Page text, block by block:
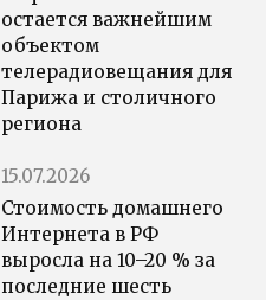
остается важнейшим
объектом
телерадиовещания для
Парижа и столичного
региона
15.07.2026
Стоимость домашнего
Интернета в РФ
выросла на 10–20 % за
последние шесть